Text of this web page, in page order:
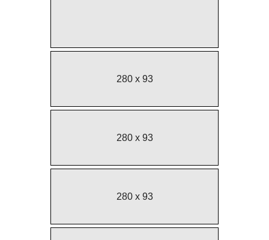
280 x 93
280 x 93
280 x 93